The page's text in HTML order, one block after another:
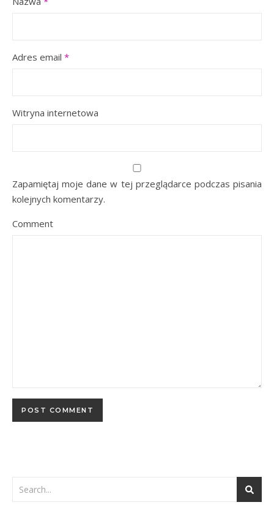
Adres email *
Witryna internetowa
Zapamiętaj moje dane w tej przeglądarce podczas pisania
kolejnych komentarzy.
Comment